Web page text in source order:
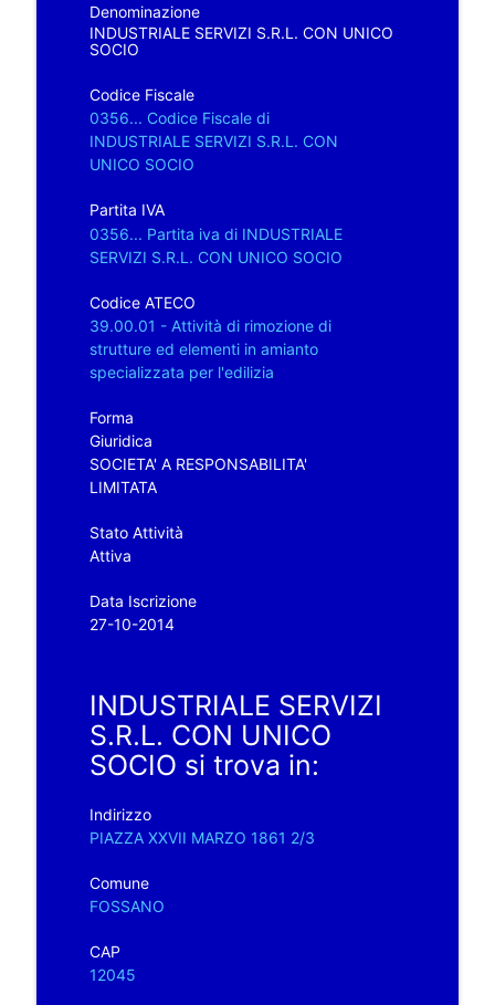
Denominazione
INDUSTRIALE SERVIZI S.R.L. CON UNICO
SOCIO
Codice Fiscale
0356... Codice Fiscale di
INDUSTRIALE SERVIZI S.R.L. CON
UNICO SOCIO
Partita IVA
0356... Partita iva di INDUSTRIALE
SERVIZI S.R.L. CON UNICO SOCIO
Codice ATECO
39.00.01 - Attività di rimozione di
strutture ed elementi in amianto
specializzata per l'edilizia
Forma
Giuridica
SOCIETA' A RESPONSABILITA'
LIMITATA
Stato Attività
Attiva
Data Iscrizione
27-10-2014
INDUSTRIALE SERVIZI
S.R.L. CON UNICO
SOCIO si trova in:
Indirizzo
PIAZZA XXVII MARZO 1861 2/3
Comune
FOSSANO
CAP
12045